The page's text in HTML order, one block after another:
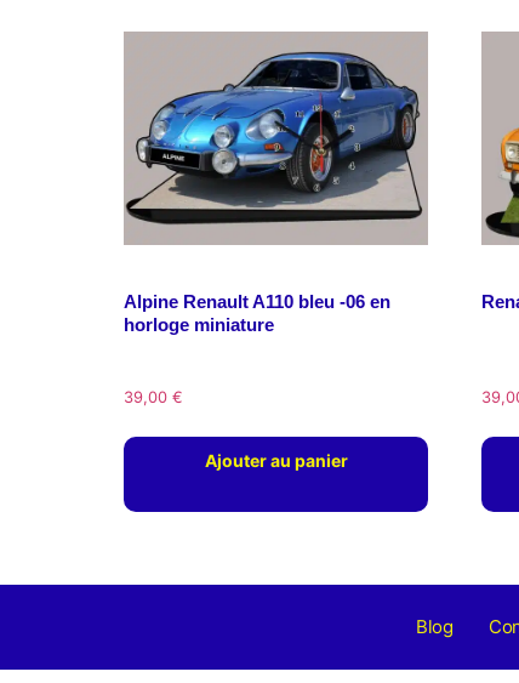
Alpine Renault A110 bleu -06 en
horloge miniature
39,00 €
Ajouter au panier
Blog